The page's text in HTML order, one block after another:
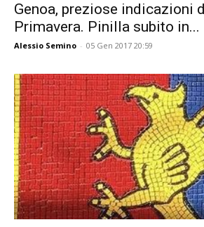
Genoa, preziose indicazioni
Primavera. Pinilla subito in...
Alessio Semino - 05 Gen 2017 20:59